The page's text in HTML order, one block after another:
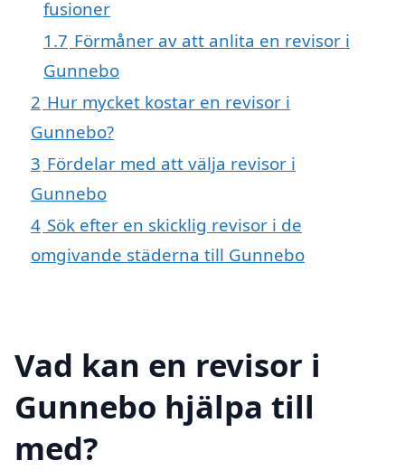
fusioner
1.7 Förmåner av att anlita en revisor i
Gunnebo
2 Hur mycket kostar en revisor i
Gunnebo?
3 Fördelar med att välja revisor i
Gunnebo
4 Sök efter en skicklig revisor i de
omgivande städerna till Gunnebo
Vad kan en revisor i
Gunnebo hjälpa till
med?